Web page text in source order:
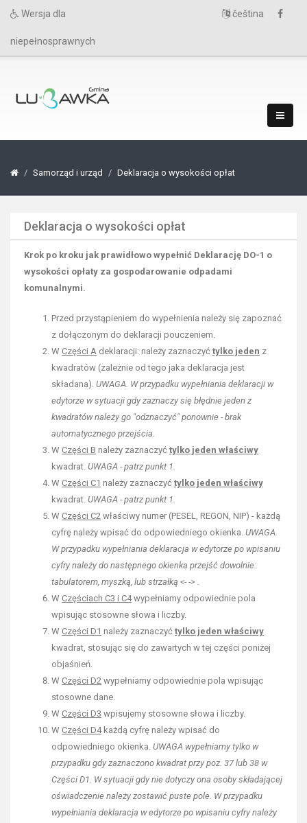
Wersja dla
niepełnosprawnych
čeština
Samorząd i urząd Deklaracja o wysokości opłat
Deklaracja o wysokości opłat
Krok po kroku jak prawidłowo wypełnić Deklarację DO-1 o
wysokości opłaty za gospodarowanie odpadami
komunalnymi.
Przed przystąpieniem do wypełnienia należy się zapoznać
z dołączonym do deklaracji pouczeniem.
W Części A deklaracji: należy zaznaczyć tylko jeden z
kwadratów (zależnie od tego jaka deklaracja jest
składana). UWAGA. W przypadku wypełniania deklaracji w
edytorze w sytuacji gdy zaznaczy się błędnie jeden z
kwadratów należy go "odznaczyć" ponownie - brak
automatycznego przejścia.
W Części B należy zaznaczyć tylko jeden właściwy
kwadrat. UWAGA - patrz punkt 1.
W Części C1 należy zaznaczyć tylko jeden właściwy
kwadrat. UWAGA - patrz punkt 1.
W Części C2 właściwy numer (PESEL, REGON, NIP) - każdą
cyfrę należy wpisać do odpowiedniego okienka. UWAGA.
W przypadku wypełniania deklaracja w edytorze po wpisaniu
cyfry należy do następnego okienka przejść dowolnie:
tabulatorem, myszką, lub strzałką <- -> .
W Częściach C3 i C4wypełniamy odpowiednie pola
wpisując stosowne słowa i liczby.
W Części D1 należy zaznaczyć tylko jeden właściwy
kwadrat, stosując się do zawartych w tej części poniżej
objaśnień.
W Części D2 wypełniamy odpowiednie pola wpisując
stosowne dane.
W Części D3 wpisujemy stosowne słowa i liczby.
W Części D4każdą cyfrę należy wpisać do
odpowiedniego okienka. UWAGA wypełniamy tylko w
przypadku gdy zaznaczono kwadrat przy poz. 37 lub 38 w
Części D1. W sytuacji gdy nie dotyczy ona osoby składającej
oświadczenie należy zostawić puste pole. W przypadku
wypełniania deklaracja w edytorze po wpisaniu cyfry należy